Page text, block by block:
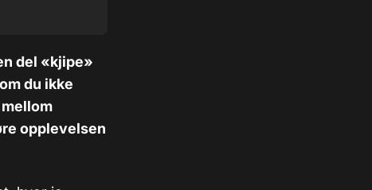
del «kjipe»
du ikke
opplevelsen